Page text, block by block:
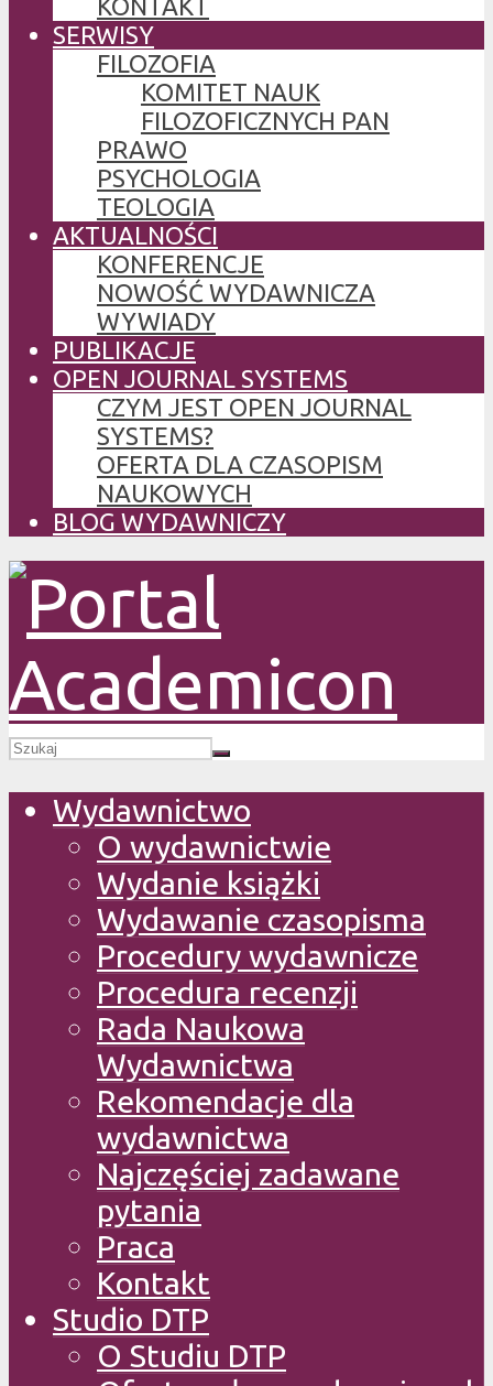
KONTAKT
SERWISY
FILOZOFIA
KOMITET NAUK
FILOZOFICZNYCH PAN
PRAWO
PSYCHOLOGIA
TEOLOGIA
AKTUALNOŚCI
KONFERENCJE
NOWOŚĆ WYDAWNICZA
WYWIADY
PUBLIKACJE
OPEN JOURNAL SYSTEMS
CZYM JEST OPEN JOURNAL
SYSTEMS?
OFERTA DLA CZASOPISM
NAUKOWYCH
BLOG WYDAWNICZY
Wydawnictwo
O wydawnictwie
Wydanie książki
Wydawanie czasopisma
Procedury wydawnicze
Procedura recenzji
Rada Naukowa
Wydawnictwa
Rekomendacje dla
wydawnictwa
Najczęściej zadawane
pytania
Praca
Kontakt
Studio DTP
O Studiu DTP